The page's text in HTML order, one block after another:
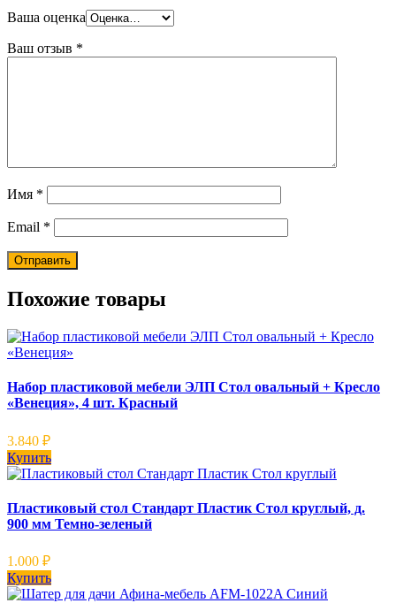
Ваша оценка
Ваш отзыв *
Имя *
Email *
Похожие товары
Набор пластиковой мебели ЭЛП Стол овальный + Кресло
«Венеция», 4 шт. Красный
3.840 ₽
Купить
Пластиковый стол Стандарт Пластик Стол круглый, д.
900 мм Темно-зеленый
1.000 ₽
Купить